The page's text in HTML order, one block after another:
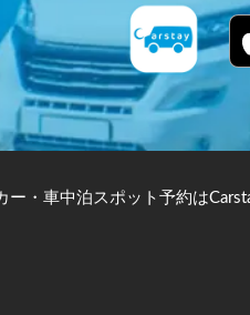
ー・車中泊スポット予約は